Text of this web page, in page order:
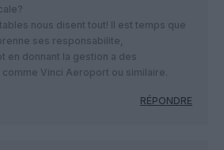
nous disent tout! Il est temps que
ses responsabilite,
en donnant la gestion a des
Vinci Aeroport ou similaire.
RÉPONDRE